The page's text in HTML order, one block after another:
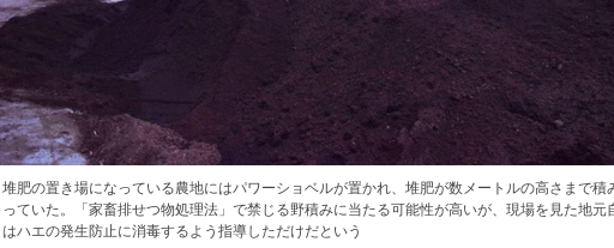
堆肥の置き場になっている農地にはパワーショベルが置かれ、堆肥が数メートルの高さまで積
っていた。「家畜排せつ物処理法」で禁じる野積みに当たる可能性が高いが、現場を見た地元
はハエの発生防止に消毒するよう指導しただけだという